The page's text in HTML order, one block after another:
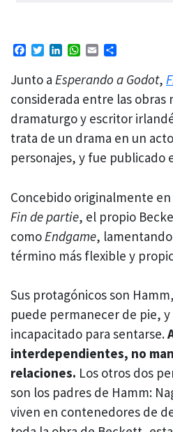
Facebook
TwitterLinkedIn
WhatsApp
Email
Junto a Esperando a Godot,
considerada entre las obras
dramaturgo y escritor
trata de un drama en un
personajes, y fue publicado
Concebido originalmente
Fin de partie, el propio
comoEndgame,
término más flexible y
Sus protagónicos son
puede permanecer de pie,
incapacitado para sentarse.
interdependientes, no
relaciones. Los otros dos
son los padres de Hamm:
viven en contenedores de